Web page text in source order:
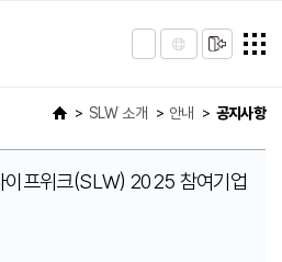
SLW 소개 안내 공지사항
이프위크(SLW) 2025 참여기업